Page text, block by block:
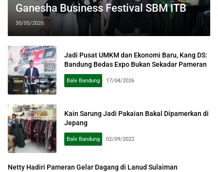
Ganesha Business Festival SBM ITB
30/05/2026
Jadi Pusat UMKM dan Ekonomi Baru, Kang DS:
Bandung Bedas Expo Bukan Sekadar Pameran
Bale Bandung 17/04/2026
Kain Sarung Jadi Pakaian Bakal Dipamerkan di
Jepang
Bale Bandung 02/09/2022
Netty Hadiri Pameran Gelar Dagang di Lanud Sulaiman